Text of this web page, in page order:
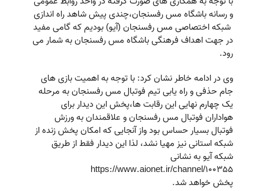
و رسانه باشگاه مس رفسنجان،چندی پیش شاهد راه اندازی
شبکه اختصاصی مس رفسنجان (آیو) بودیم که گامی مفید
در جهت اهداف فرهنگی باشگاه مس رفسنجان به شمار می
رود.
وی در ادامه خاطر نشان کرد: با توجه به اهمیت بازی های
جام حذفی و راه یابی تیم فوتبال مس رفسنجان به مرحله
یک چهارم نهایی این رقابت ها،پخش این دیدار برای
هواداران فوتبال مس رفسنجان و علاقمندان به ورزش
فوتبال بسیار حساس بود واز آنجایی که امکان پخش زنده از
شبکه استانی نیز مهیا نشد، لذا این دیدار فقط از طریق
شبکه آیو به نشانی
https://www.aionet.ir/channel/100355
پخش خواهد شد.